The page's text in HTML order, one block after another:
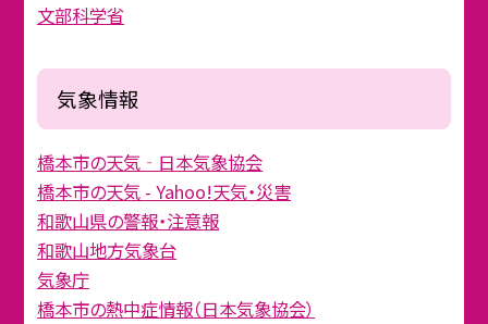
文部科学省
気象情報
橋本市の天気‐日本気象協会
橋本市の天気 - Yahoo!天気・災害
和歌山県の警報・注意報
和歌山地方気象台
気象庁
橋本市の熱中症情報（日本気象協会）